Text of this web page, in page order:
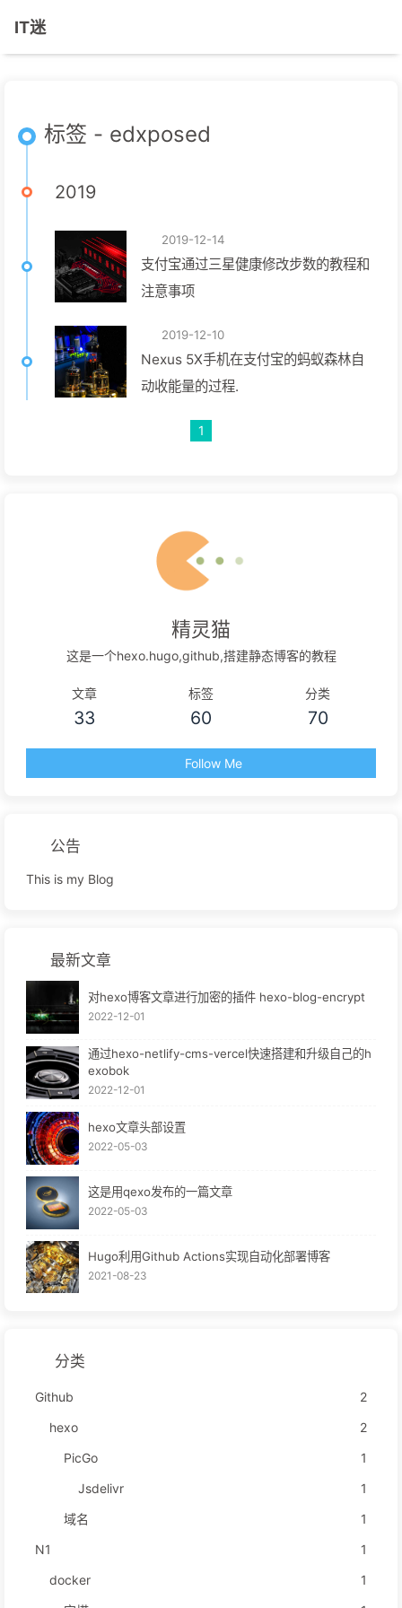
IT迷
标签 - edxposed
2019
2019-12-14
支付宝通过三星健康修改步数的教程和
注意事项
2019-12-10
Nexus 5X手机在支付宝的蚂蚁森林自
动收能量的过程.
1
精灵猫
这是一个hexo.hugo,github,搭建静态博客的教程
文章
33
标签
60
分类
70
Follow Me
公告
This is my Blog
最新文章
对hexo博客文章进行加密的插件 hexo-blog-encrypt
2022-12-01
通过hexo-netlify-cms-vercel快速搭建和升级自己的h
exobok
2022-12-01
hexo文章头部设置
2022-05-03
这是用qexo发布的一篇文章
2022-05-03
Hugo利用Github Actions实现自动化部署博客
2021-08-23
分类
Github
2
hexo
2
PicGo
1
Jsdelivr
1
域名
1
N1
1
docker
1